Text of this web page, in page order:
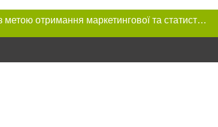
Цей сайт використовує «cookies». Також веб-сайт використовує інтернет-сервіс для збору технічних даних стосовно відвідувачів з метою отримання маркетингової та статистичної інформації. Умови обробки даних відвідувачів сайту див.